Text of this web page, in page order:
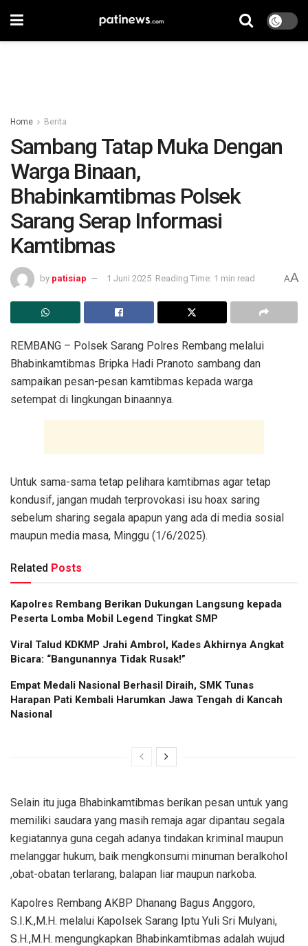
Home Berita
Sambang Tatap Muka Dengan
Warga Binaan,
Bhabinkamtibmas Polsek
Sarang Serap Informasi
Kamtibmas
by patisiap 1 Juni 2025 Reading Time: 1 min read AA
REMBANG – Polsek Sarang Polres Rembang melalui
Bhabinkamtibmas Bripka Hadi Pranoto sambang dan
sampaikan pesan-pesan kamtibmas kepada warga
setempat di lingkungan binaannya.
Untuk sama-sama tetap pelihara kamtibmas agar tetap
kondusif, jangan mudah terprovokasi isu hoax saring
sebelum sharing segala apapun yang ada di media sosial
maupun media masa, Minggu (1/6/2025).
Related Posts
Kapolres Rembang Berikan Dukungan Langsung kepada
Peserta Lomba Mobil Legend Tingkat SMP
Viral Talud KDKMP Jrahi Ambrol, Kades Akhirnya Angkat
Bicara: “Bangunannya Tidak Rusak!”
Empat Medali Nasional Berhasil Diraih, SMK Tunas
Harapan Pati Kembali Harumkan Jawa Tengah di Kancah
Nasional
Selain itu juga Bhabinkamtibmas berikan pesan untuk yang
memiliki saudara yang masih remaja agar dipantau segala
kegiatannya guna cegah adanya tindakan kriminal maupun
melanggar hukum, baik mengkonsumi minuman beralkohol
,obat-obatan terlarang, balapan liar maupun narkoba.
Kapolres Rembang AKBP Dhanang Bagus Anggoro,
S.I.K.,M.H. melalui Kapolsek Sarang Iptu Yuli Sri Mulyani,
S.H.,M.H. mengungkapkan Bhabinkamtibmas adalah wujud